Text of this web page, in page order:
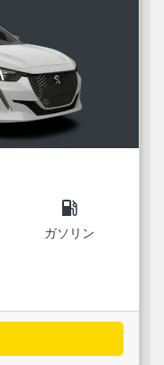
local_gas_station
ガソリン